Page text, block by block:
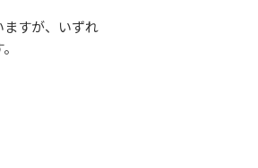
すが、いずれ